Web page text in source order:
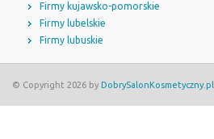
Firmy kujawsko-pomorskie
Firmy lubelskie
Firmy lubuskie
© Copyright 2026 by DobrySalonKosmetyczny.pl